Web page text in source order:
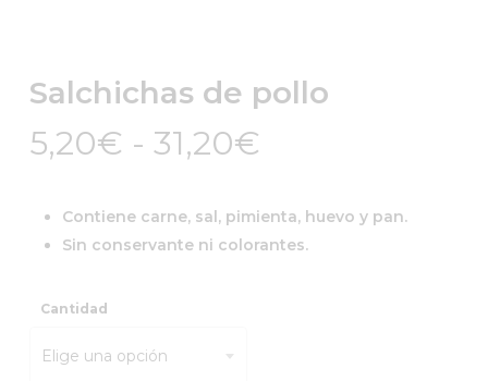
Salchichas de pollo
5,20€ - 31,20€
precios:
desde
Contiene carne, sal, pimienta, huevo y pan.
Sin conservante ni colorantes.
Cantidad
Elige una opción